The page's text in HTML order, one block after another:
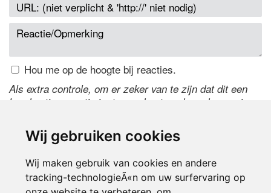
Wij gebruiken cookies
Wij maken gebruik van cookies en andere
tracking-technologieÃ«n om uw surfervaring op
Hou me op de hoogte bij reacties.
Als extra controle, om er zeker van te zijn dat dit een
handmatige reactie is, typ onderstaande code over in
de code te wijzigen.